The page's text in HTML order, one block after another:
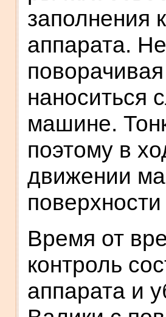
заполнения
аппарата.
наноситься
машине.
поэтому в
движении
Время от
контроль
аппарата и